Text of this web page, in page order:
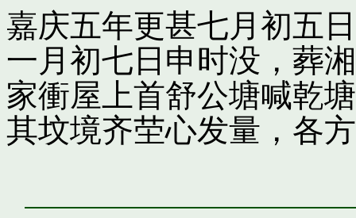
嘉庆五年更甚七月初五
一月初七日申时没，葬
家衝屋上首舒公塘喊乾
其坟境齐茔心发量，各